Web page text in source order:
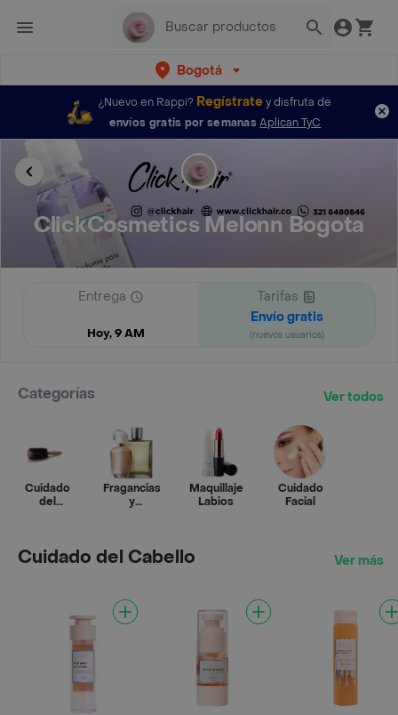
Bogotá
¿Nuevo en Rappi? Regístratey disfruta de
envíos gratis por semanas Aplican TyC
ClickCosmetics Melonn Bogota
Entrega
Hoy, 9 AM
Tarifas
Envío gratis
(nuevos usuarios)
Categorías Ver todos
Cuidado
del
Fragancias
y
Maquillaje
Labios
Cuidado
Facial
Cuidado del Cabello Ver más